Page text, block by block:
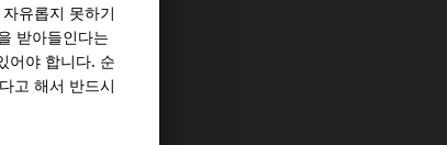
유롭지 못하기
받아들인다는
어야 합니다. 순
고 해서 반드시